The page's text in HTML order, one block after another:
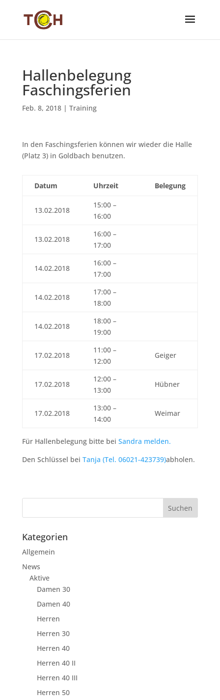
Hallenbelegung
Faschingsferien
Feb. 8, 2018| Training
In den Faschingsferien können wir wieder die Halle
(Platz 3) in Goldbach benutzen.
Datum Uhrzeit Belegung
13.02.2018
15:00 –
16:00
13.02.2018
16:00 –
17:00
14.02.2018
16:00 –
17:00
14.02.2018
17:00 –
18:00
14.02.2018
18:00 –
19:00
17.02.2018
11:00 –
12:00
Geiger
17.02.2018
12:00 –
13:00
Hübner
17.02.2018
13:00 –
14:00
Weimar
Für Hallenbelegung bitte bei Sandra melden.
Den Schlüssel bei Tanja (Tel. 06021-423739)abholen.
Kategorien
Allgemein
News
Aktive
Damen 30
Damen 40
Herren
Herren 30
Herren 40
Herren 40 II
Herren 40 III
Herren 50